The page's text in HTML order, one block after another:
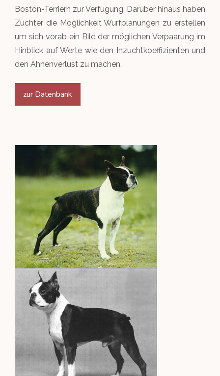
Boston-Terriern zur Verfügung. Darüber hinaus haben
Züchter die Möglichkeit Wurfplanungen zu erstellen
um sich vorab ein Bild der möglichen Verpaarung im
Hinblick auf Werte wie den Inzuchtkoeffizienten und
den Ahnenverlust zu machen.
zur Datenbank
Beauftragte
Aufgabenbereiche
Downloads
Mitglied werden
Queen-/King of Genetics
Top Dog 1. CBD
Golden Kennel
Inter Boston
Golden Kennel
Rassestandard
Deckrüdenbörse
Züchter-Verzeichnis
Welpenvermittlung
Hundesport
Links
Wurfabnahmen
Ehrungen
Clubsiegerschau 2019
Clubsiegerschau 2018
Clubsiegerschau 2016
World Dog Show 2017